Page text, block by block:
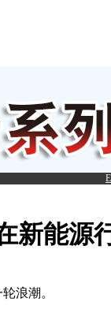
新能源
浪潮。